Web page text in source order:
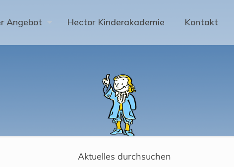
Angebot Hector Kinderakademie Kontakt
Aktuelles durchsuchen